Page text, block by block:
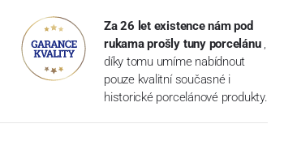
Za 26 let existence nám pod
rukama prošly tuny porcelánu ,
díky tomu umíme nabídnout
pouze kvalitní současné i
historické porcelánové produkty.